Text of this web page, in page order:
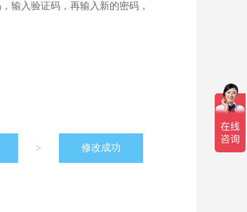
输入验证码，再输入新的密码，
> 修改成功